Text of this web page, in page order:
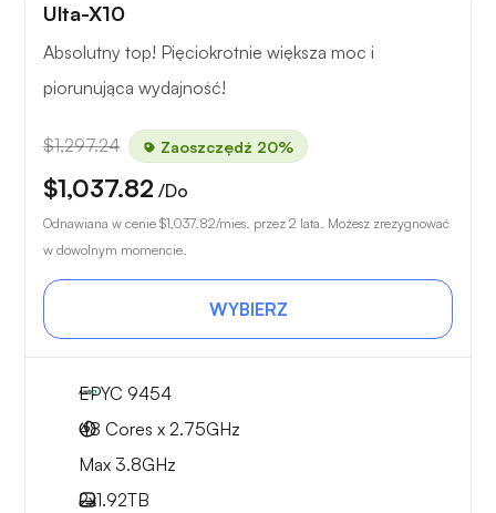
Ulta-X10
Absolutny top! Pięciokrotnie większa moc i
piorunująca wydajność!
$1,297.24 Zaoszczędź 20%
$1,037.82 /Do
Odnawiana w cenie $1,037.82/mies. przez 2 lata. Możesz zrezygnować
w dowolnym momencie.
WYBIERZ
EPYC 9454
48 Cores x 2.75GHz
Max 3.8GHz
2x1.92TB